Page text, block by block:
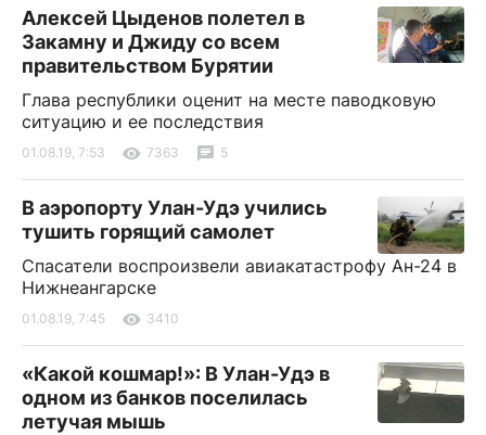
Алексей Цыденов полетел в
Закамну и Джиду со всем
правительством Бурятии
Глава республики оценит на месте паводковую
ситуацию и ее последствия
01.08.19, 7:53 7363 5
В аэропорту Улан-Удэ учились
тушить горящий самолет
Спасатели воспроизвели авиакатастрофу Ан-24 в
Нижнеангарске
01.08.19, 7:45 3410
«Какой кошмар!»: В Улан-Удэ в
одном из банков поселилась
летучая мышь